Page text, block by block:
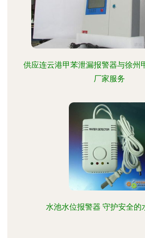
供应连云港甲苯泄漏报警器与徐州
厂家服务
水池水位报警器 守护安全的